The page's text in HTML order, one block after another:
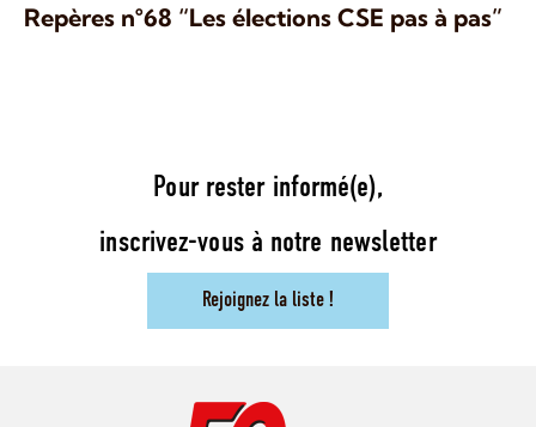
Repères n°68 “Les élections CSE pas à pas”
Pour rester informé(e),
inscrivez-vous à notre newsletter
Rejoignez la liste !